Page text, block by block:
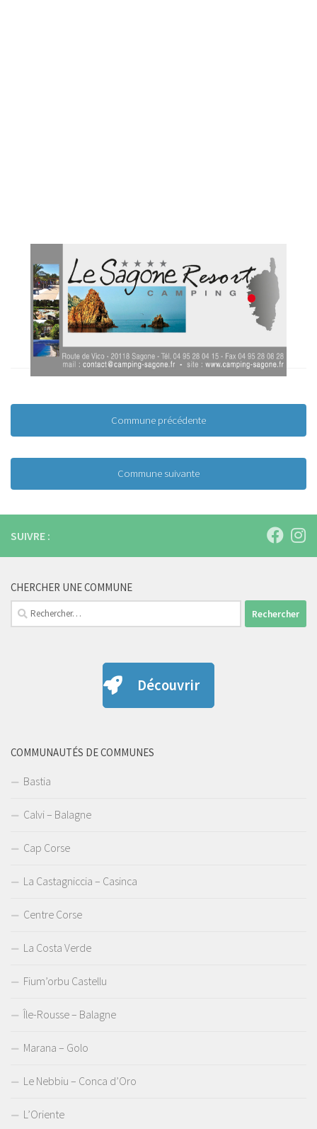
Commune précédente
Commune suivante
SUIVRE :
CHERCHER UNE COMMUNE
Rechercher :
Découvrir
COMMUNAUTÉS DE COMMUNES
Bastia
Calvi – Balagne
Cap Corse
La Castagniccia – Casinca
Centre Corse
La Costa Verde
Fium’orbu Castellu
Île-Rousse – Balagne
Marana – Golo
Le Nebbiu – Conca d’Oro
L’Oriente